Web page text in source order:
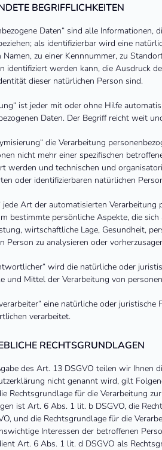
BEGRIFFLICHKEITEN
Daten“ sind alle
als identifizierbar wird eine
Namen, zu einer Kennnummer, zu
identifiziert werden kann, die Ausdruck
dieser natürlichen Person sind.
ist jeder mit oder ohne Hilfe
Daten. Der Begriff reicht weit
die Verarbeitung
nicht mehr einer spezifischen
werden und technischen und
oder identifizierbaren natürlichen
jede Art der automatisierten
bestimmte persönliche Aspekte, die
wirtschaftliche Lage, Gesundheit,
Person zu analysieren oder
wird die natürliche oder
und Mittel der Verarbeitung von
eine natürliche oder
verarbeitet.
RECHTSGRUNDLAGEN
des Art. 13 DSGVO teilen wir Ihnen
nicht genannt wird, gilt
Rechtsgrundlage für die Verarbeitung
ist Art. 6 Abs. 1 lit. b DSGVO, die
und die Rechtsgrundlage für die
Interessen der betroffenen
Art. 6 Abs. 1 lit. d DSGVO als